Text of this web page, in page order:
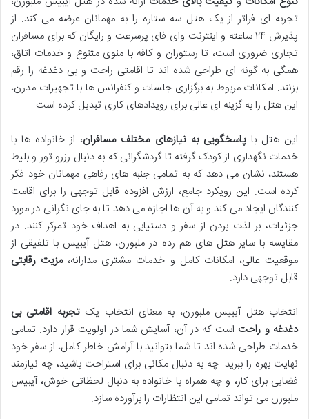
تجربه ای فراتر از یک هتل سه ستاره را به مهمانان عرضه می کند. از
پذیرش ۲۴ ساعته و اینترنت وای فای پرسرعت و رایگان که برای مسافران
تجاری ضروری است، تا رستوران و کافه با منوی متنوع و خدمات اتاق،
همگی به گونه ای طراحی شده اند تا اقامتی راحت و بی دغدغه را رقم
بزنند. امکانات مربوط به برگزاری جلسات و کنفرانس ها با تجهیزات مدرن،
این هتل را به گزینه ای عالی برای رویدادهای کاری تبدیل کرده است.
این هتل باپاسخگویی به نیازهای مختلف مسافران، از خانواده ها با
خدمات نگهداری از کودک گرفته تا گردشگرانی که به دنبال رزرو تور و بلیط
هستند، نشان می دهد که به تمامی جنبه های رفاهی مهمانان خود فکر
کرده است. این رویکرد جامع، ارزش افزوده قابل توجهی را برای اقامت
کنندگان ایجاد می کند و به آن ها اجازه می دهد تا به جای نگرانی در مورد
جزئیات، بر لذت بردن از سفر و دستیابی به اهداف خود تمرکز کنند. در
مقایسه با سایر هتل های هم رده در ملبورن، هتل آیبیس با تلفیقی از
موقعیت عالی، امکانات کامل و خدمات مشتری مدارانه،مزیت رقابتی
قابل توجهی دارد.
انتخاب هتل آیبیس ملبورن، به معنای انتخاب یکتجربه اقامتی بی
دغدغه و راحت است که در آن، آسایش شما در اولویت قرار دارد. تمامی
خدمات طراحی شده اند تا شما بتوانید با آرامش خاطر کامل، از سفر خود
نهایت بهره را ببرید. چه به دنبال مکانی برای استراحت باشید، چه نیازمند
فضایی برای کار، و چه همراه با خانواده به دنبال لحظاتی خوش، آیبیس
ملبورن می تواند تمامی این انتظارات را برآورده سازد.